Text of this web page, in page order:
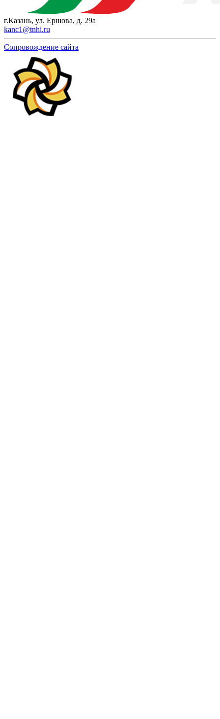
г.Казань, ул. Ершова, д. 29а
kanc1@tnhi.ru
Сопровождение сайта